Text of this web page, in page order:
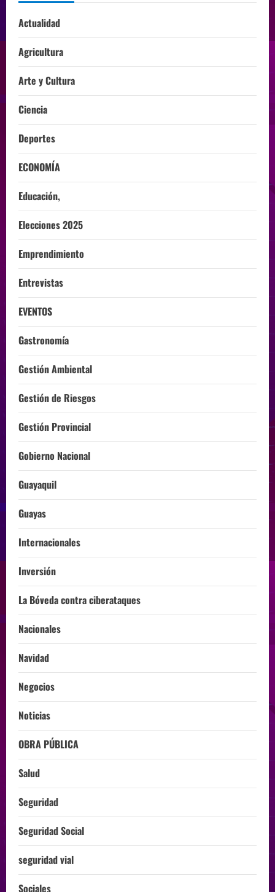
Actualidad
Agricultura
Arte y Cultura
Ciencia
Deportes
ECONOMÍA
Educación,
Elecciones 2025
Emprendimiento
Entrevistas
EVENTOS
Gastronomía
Gestión Ambiental
Gestión de Riesgos
Gestión Provincial
Gobierno Nacional
Guayaquil
Guayas
Internacionales
Inversión
La Bóveda contra ciberataques
Nacionales
Navidad
Negocios
Noticias
OBRA PÚBLICA
Salud
Seguridad
Seguridad Social
seguridad vial
Sociales